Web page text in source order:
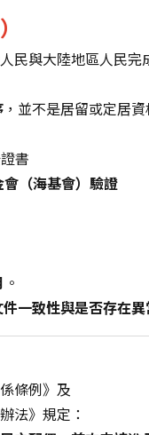
民與大陸地區人民完
，並不是居留或定居資
書
（海基會）驗證
。
一致性與是否存在
條例》及
法》規定：